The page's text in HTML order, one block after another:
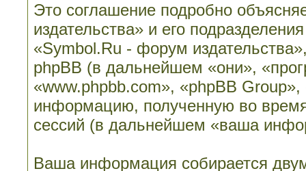
Это соглашение подробно
издательства» и его
«Symbol.Ru - форум
phpBB (в дальнейшем «они»,
«www.phpbb.com», «phpBB
информацию, полученную во
сессий (в дальнейшем «ваша
Ваша информация собирается